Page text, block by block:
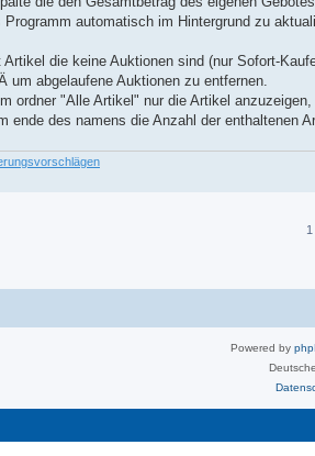
automatisch im Hintergrund zu
die keine Auktionen sind (nur Sofort-
um abgelaufene Auktionen zu entfernen.
ordner "Alle Artikel" nur die Artikel
ende des namens die Anzahl der enthaltenen
Powered by